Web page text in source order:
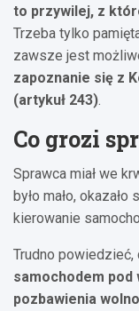
to przywilej, z
Trzeba tylko
zawsze jest
zapoznanie się z
(artykuł 243).
Co grozi
Sprawca miał we
było mało,
kierowanie
Trudno powiedzieć,
samochodem pod
pozbawienia